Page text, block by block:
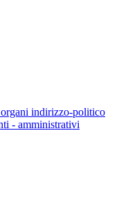
indirizzo-politico
- amministrativi